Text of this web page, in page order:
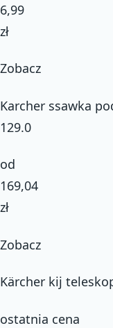
6,99
zł
Zobacz
Karcher ssawka
129.0
od
169,04
zł
Zobacz
Kärcher kij
ostatnia cena